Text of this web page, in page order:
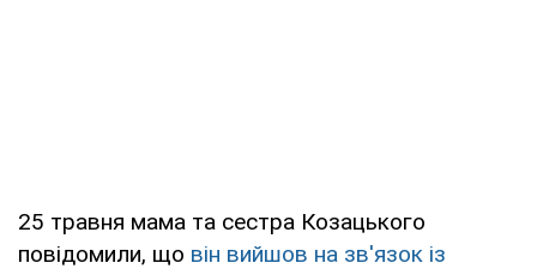
25 травня мама та сестра Козацького
повідомили, що він вийшов на зв'язок із